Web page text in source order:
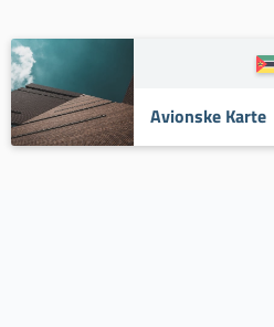
Avionske Karte